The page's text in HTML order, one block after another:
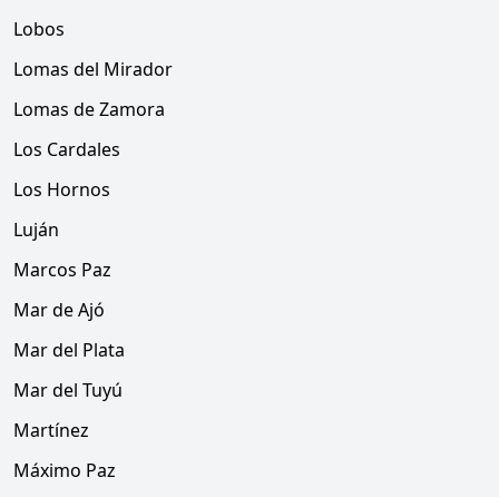
Lobos
Lomas del Mirador
Lomas de Zamora
Los Cardales
Los Hornos
Luján
Marcos Paz
Mar de Ajó
Mar del Plata
Mar del Tuyú
Martínez
Máximo Paz